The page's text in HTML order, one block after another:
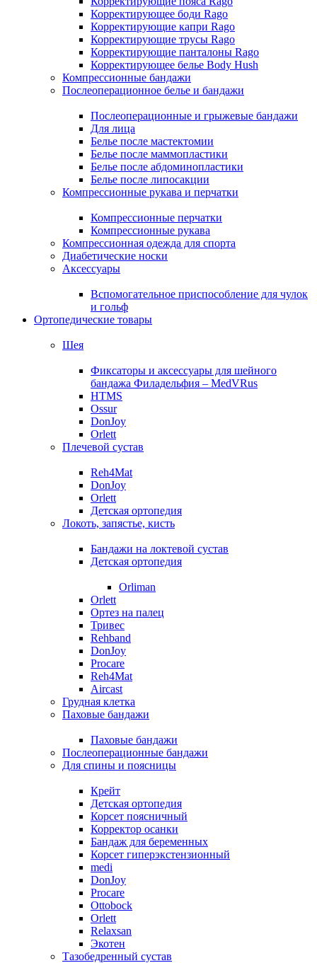
Корректирующее боди Rago
Корректирующие капри Rago
Корректирующие трусы Rago
Корректирующие панталоны Rago
Корректирующее белье Body Hush
Компрессионные бандажи
Послеоперационное белье и бандажи
Послеоперационные и грыжевые бандажи
Для лица
Белье после мастектомии
Белье после маммопластики
Белье после абдоминопластики
Белье после липосакции
Компрессионные рукава и перчатки
Компрессионные перчатки
Компрессионные рукава
Компрессионная одежда для спорта
Диабетические носки
Аксессуары
Вспомогательное приспособление для чулок
и гольф
Ортопедические товары
Шея
Фиксаторы и аксессуары для шейного
бандажа Филадельфия – MedVRus
HTMS
Ossur
DonJoy
Orlett
Плечевой сустав
Reh4Mat
DonJoy
Orlett
Детская ортопедия
Локоть, запястье, кисть
Бандажи на локтевой сустав
Детская ортопедия
Orliman
Orlett
Ортез на палец
Тривес
Rehband
DonJoy
Procare
Reh4Mat
Aircast
Грудная клетка
Паховые бандажи
Паховые бандажи
Послеоперационные бандажи
Для спины и поясницы
Крейт
Детская ортопедия
Корсет поясничный
Корректор осанки
Бандаж для беременных
Корсет гиперэкстензионный
medi
DonJoy
Procare
Ottobock
Orlett
Relaxsan
Экотен
Тазобедренный сустав